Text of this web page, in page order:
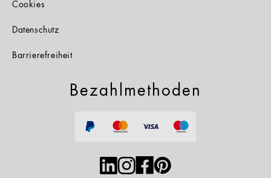
Cookies
Datenschutz
Barrierefreiheit
Bezahlmethoden